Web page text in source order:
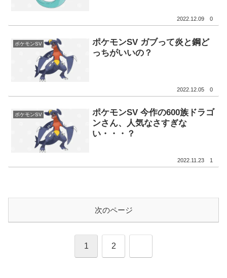
2022.12.09 0
ポケモンSV
ポケモンSV ガブって炎と鋼ど
っちがいいの？
2022.12.05 0
ポケモンSV
ポケモンSV 今作の600族ドラゴ
ンさん、人気なさすぎな
い・・・？
2022.11.23 1
次のページ
1 2